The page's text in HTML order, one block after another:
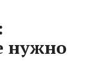
нужно